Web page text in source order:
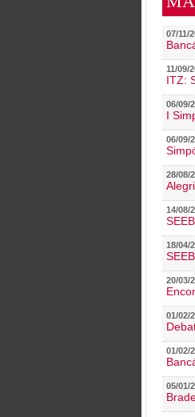
07/11/
11/09/
ITZ:
06/09/
I
06/09/
28/08/
14/08/
18/04/
20/03/
01/02/
01/02/
05/01/